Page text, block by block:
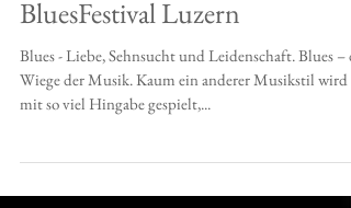
BluesFestival Luzern
Blues - Liebe, Sehnsucht und Leidenschaft. Blues –
mit so viel Hingabe gespielt,...